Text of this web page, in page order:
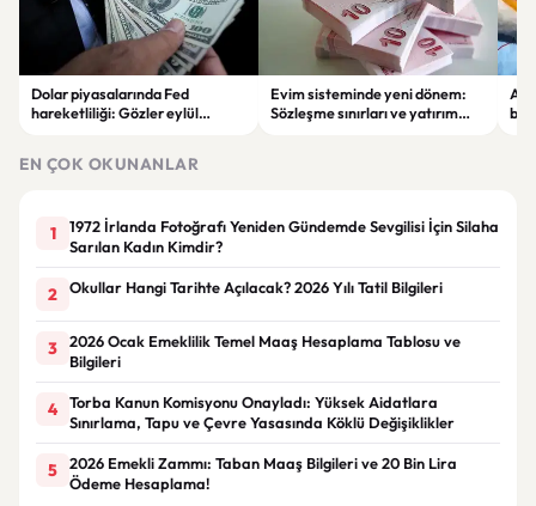
Dolar piyasalarında Fed
hareketliliği: Gözler eylül
Evim sisteminde yeni dönem:
Sözleşme sınırları ve yatırım
EN ÇOK OKUNANLAR
1
1972 İrlanda Fotoğrafı Yeniden Gündemde Sevgilisi İçin Silaha
Sarılan Kadın Kimdir?
2 Okullar Hangi Tarihte Açılacak? 2026 Yılı Tatil Bilgileri
3
2026 Ocak Emeklilik Temel Maaş Hesaplama Tablosu ve
Bilgileri
4
Torba Kanun Komisyonu Onayladı: Yüksek Aidatlara
Sınırlama, Tapu ve Çevre Yasasında Köklü Değişiklikler
5
2026 Emekli Zammı: Taban Maaş Bilgileri ve 20 Bin Lira
Ödeme Hesaplama!